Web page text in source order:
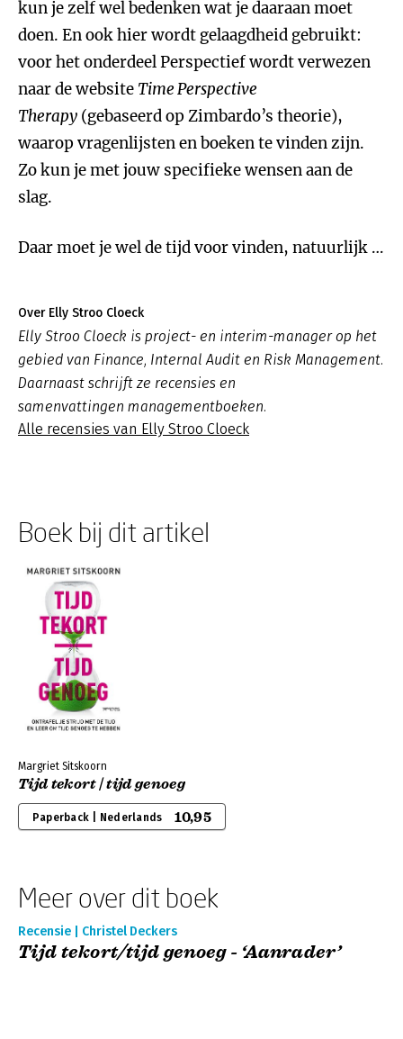
kun je zelf wel bedenken wat je daaraan moet
doen. En ook hier wordt gelaagdheid gebruikt:
voor het onderdeel Perspectief wordt verwezen
naar de website Time Perspective
Therapy (gebaseerd op Zimbardo’s theorie),
waarop vragenlijsten en boeken te vinden zijn.
Zo kun je met jouw specifieke wensen aan de
slag.
Daar moet je wel de tijd voor vinden, natuurlijk …
Over Elly Stroo Cloeck
Elly Stroo Cloeck is project- en interim-manager op het
gebied van Finance, Internal Audit en Risk Management.
Daarnaast schrijft ze recensies en
samenvattingen managementboeken.
Alle recensies van Elly Stroo Cloeck
Boek bij dit artikel
Margriet Sitskoorn
Tijd tekort | tijd genoeg
Paperback | Nederlands 10,95
Meer over dit boek
Recensie | Christel Deckers
Tijd tekort/tijd genoeg - ‘Aanrader’